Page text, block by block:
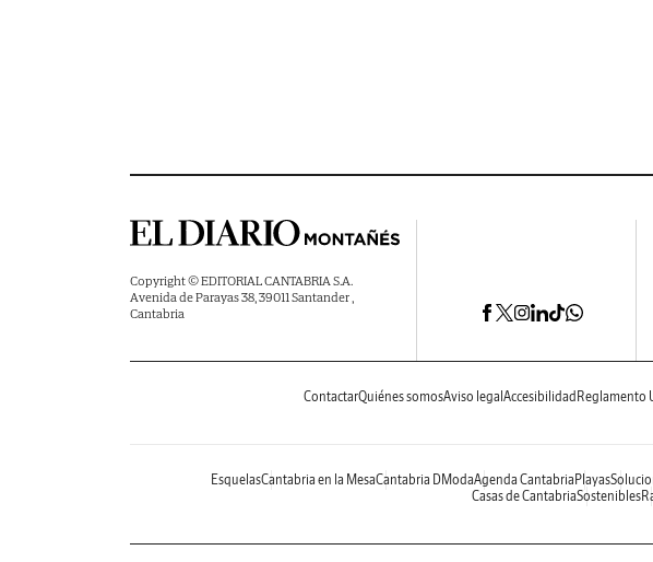
Copyright © EDITORIAL CANTABRIA S.A.
Avenida de Parayas 38, 39011 Santander ,
Cantabria
ContactarQuiénes somosAviso legal Accesibilidad Reglamento
EsquelasCantabria en la MesaCantabria DModaAgenda Cantabria Playas
Casas de CantabriaSostenibles